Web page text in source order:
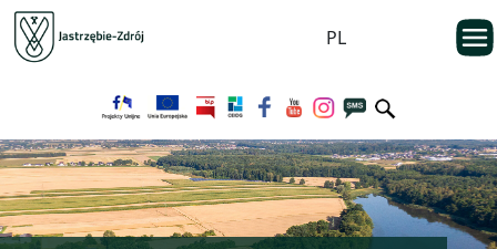
Przejdź do menu głównego
Przejdź do treści
PL